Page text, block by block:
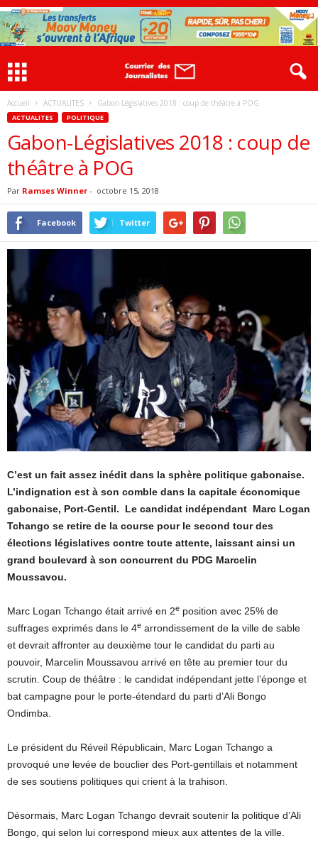
Accueil ACTUALITES Gabon-Législatives 2018 : coup de théâtre à POG
ACTUALITES POLITIQUE
Gabon-Législatives 2018 : coup de
théâtre à POG
Par Ramses Winner - octobre 15, 2018
Facebook Twitter
C’est un fait assez inédit dans la sphère politique gabonaise.
L’indignation est à son comble dans la capitale économique
gabonaise, Port-Gentil. Le candidat indépendant Marc Logan
Tchango se retire de la course pour le second tour des
élections législatives contre toute attente, laissant ainsi un
grand boulevard à son concurrent du PDG Marcelin
Moussavou.
Marc Logan Tchango était arrivé en 2e position avec 25% de
suffrages exprimés dans le 4e arrondissement de la ville de sable
et devrait affronter au deuxième tour le candidat du parti au
pouvoir, Marcelin Moussavou arrivé en tête au premier tour du
scrutin. Coup de théâtre : le candidat indépendant jette l’éponge et
bat campagne pour le porte-étendard du parti d’Ali Bongo
Ondimba.
Le président du Réveil Républicain, Marc Logan Tchango a
provoqué une levée de bouclier des Port-gentillais et notamment
de ses soutiens politiques qui crient à la trahison.
Désormais, Marc Logan Tchango devrait soutenir la politique d’Ali
Bongo, qui selon lui correspond mieux aux attentes de la ville.